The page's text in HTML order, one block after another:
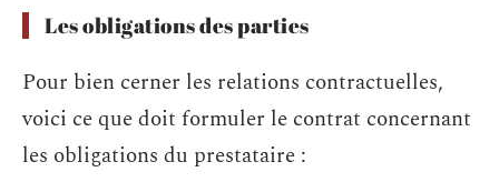
Les obligations des parties
Pour bien cerner les relations contractuelles,
voici ce que doit formuler le contrat concernant
les obligations du prestataire :